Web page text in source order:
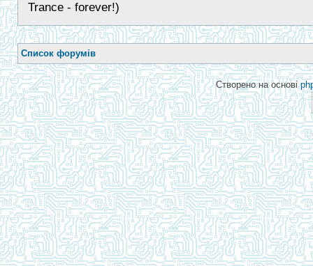
Trance - forever!)
Список форумів
Створено на основі